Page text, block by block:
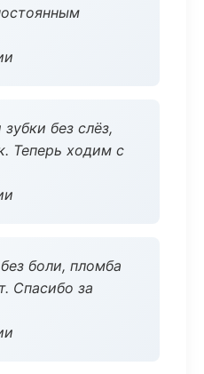
без слёз,
Теперь ходим с
боли, пломба
Спасибо за